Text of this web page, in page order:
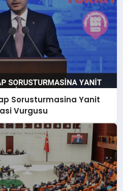
Sorusturmasina Yanit
Vurgusu